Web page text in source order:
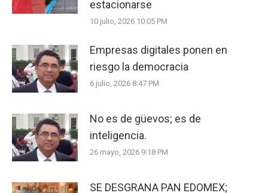
estacionarse
10 julio, 2026 10:05 PM
Empresas digitales ponen en
riesgo la democracia
6 julio, 2026 8:47 PM
No es de güevos; es de
inteligencia.
26 mayo, 2026 9:18 PM
SE DESGRANA PAN EDOMEX;